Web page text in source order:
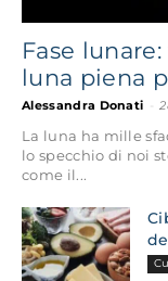
Fase
luna piena
Alessandra Donati
La luna ha mille
lo specchio di noi
come il...